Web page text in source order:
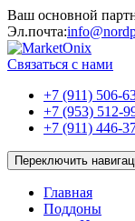
Ваш основной
Эл.почта:
Связаться с нами
+7 (911) 506-
+7 (953) 512-
+7 (911) 446-
Переключить
Главная
Поддоны